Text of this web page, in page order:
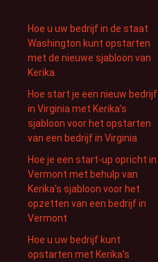
Hoe u uw bedrijf in de staat
Washington kunt opstarten
met de nieuwe sjabloon van
Kerika
Hoe start je een nieuw bedrijf
in Virginia met Kerika’s
sjabloon voor het opstarten
van een bedrijf in Virginia
Hoe je een start-up opricht in
Vermont met behulp van
Kerika’s sjabloon voor het
opzetten van een bedrijf in
Vermont
Hoe u uw bedrijf kunt
opstarten met Kerika’s